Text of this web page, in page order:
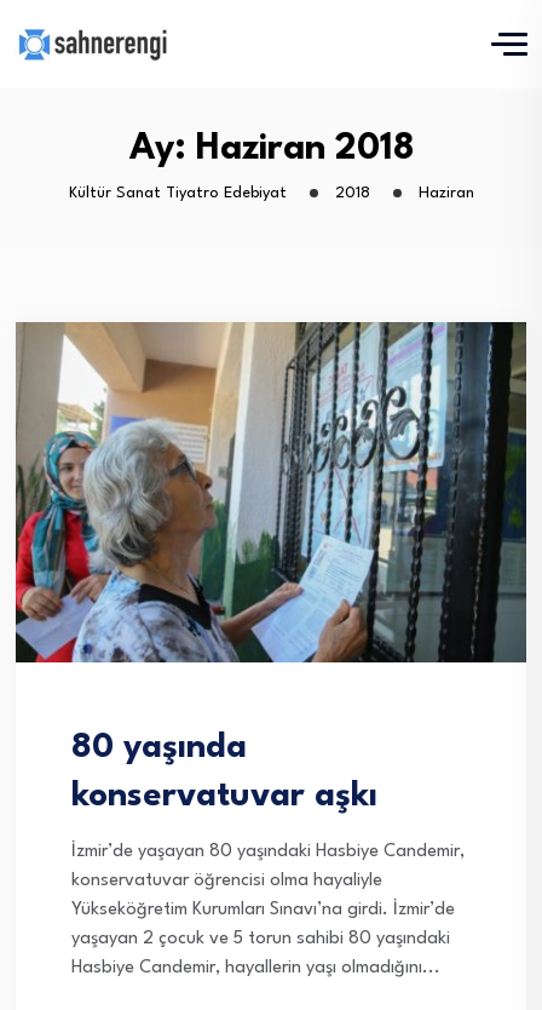
Ay: Haziran 2018
Kültür Sanat Tiyatro Edebiyat 2018 Haziran
80 yaşında
konservatuvar aşkı
İzmir’de yaşayan 80 yaşındaki Hasbiye Candemir,
konservatuvar öğrencisi olma hayaliyle
Yükseköğretim Kurumları Sınavı’na girdi. İzmir’de
yaşayan 2 çocuk ve 5 torun sahibi 80 yaşındaki
Hasbiye Candemir, hayallerin yaşı olmadığını...